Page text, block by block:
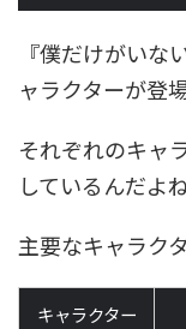
『僕だけがい
ャラクターが登
それぞれのキャ
しているんだよね
主要なキャラク
キャラクター